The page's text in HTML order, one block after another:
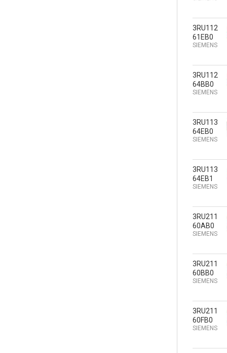
3RU112
61EB0
SIEMENS
3RU112
64BB0
SIEMENS
3RU113
64EB0
SIEMENS
3RU113
64EB1
SIEMENS
3RU211
60AB0
SIEMENS
3RU211
60BB0
SIEMENS
3RU211
60FB0
SIEMENS